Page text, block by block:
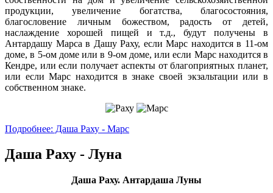
продукции, увеличение богатства, благосостояния,
благословение личным божеством, радость от детей,
наслаждение хорошей пищей и т.д., будут получены в
Антардашу Марса в Дашу Раху, если Марс находится в 11-ом
доме, в 5-ом доме или в 9-ом доме, или если Марс находится в
Кендре, или если получает аспекты от благоприятных планет,
или если Марс находится в знаке своей экзальтации или в
собственном знаке.
Подробнее: Даша Раху - Марс
Даша Раху - Луна
Даша Раху. Антардаша Луны